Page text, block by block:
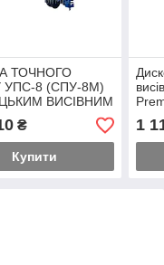
ТОЧНОГО
УПС-8 (СПУ-8М)
ВИСІВНИМ
₴
Купити
1